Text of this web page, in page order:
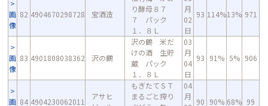
画
像
82 4904670298728 宝酒造
り酵母８７
７ パック
１．８Ｌ
月
02
日
93 114%13% 971
画
像
83 4901808038362 沢の鶴
沢の鶴 米だ
けの酒 生貯
蔵 パック
１．８Ｌ
03
月
04
日
93 91% 5% 906
画 84 4904230062011
アサヒ
もぎたてＳＴ
まるごと搾り
04
月
90 90% 68% 99